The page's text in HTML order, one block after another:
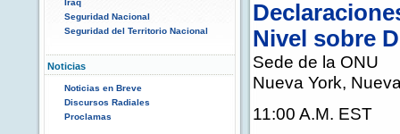
Iraq
Seguridad Nacional
Seguridad del Territorio Nacional
Noticias
Noticias en Breve
Discursos Radiales
Proclamas
Nivel sobre
Sede de la ONU
Nueva York,
11:00 A.M. EST